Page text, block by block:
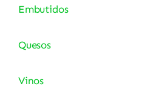
Embutidos
Quesos
Vinos